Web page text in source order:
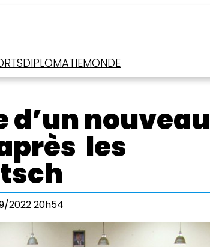
DIPLOMATIEMONDE
d’un nouveau
les
2022 20h54